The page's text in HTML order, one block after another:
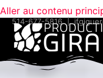
Aller au contenu
514-677-5816|